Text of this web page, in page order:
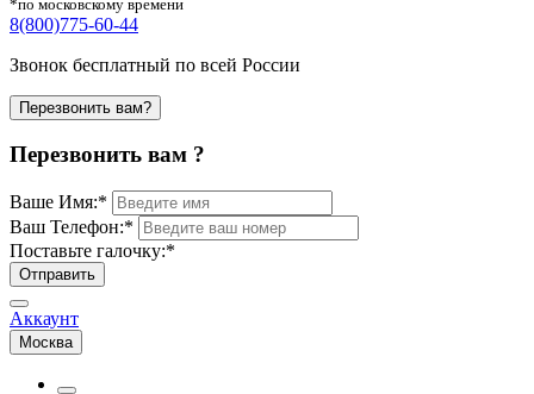
*по московскому времени
8(800)775-60-44
Звонок бесплатный по всей России
Перезвонить вам?
Перезвонить вам ?
Ваше Имя:*
Ваш Телефон:*
Поставьте галочку:*
Отправить
Аккаунт
Москва